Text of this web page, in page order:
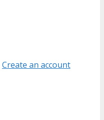
Create an account